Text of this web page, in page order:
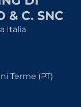
& C. SNC
Italia
Terme (PT)